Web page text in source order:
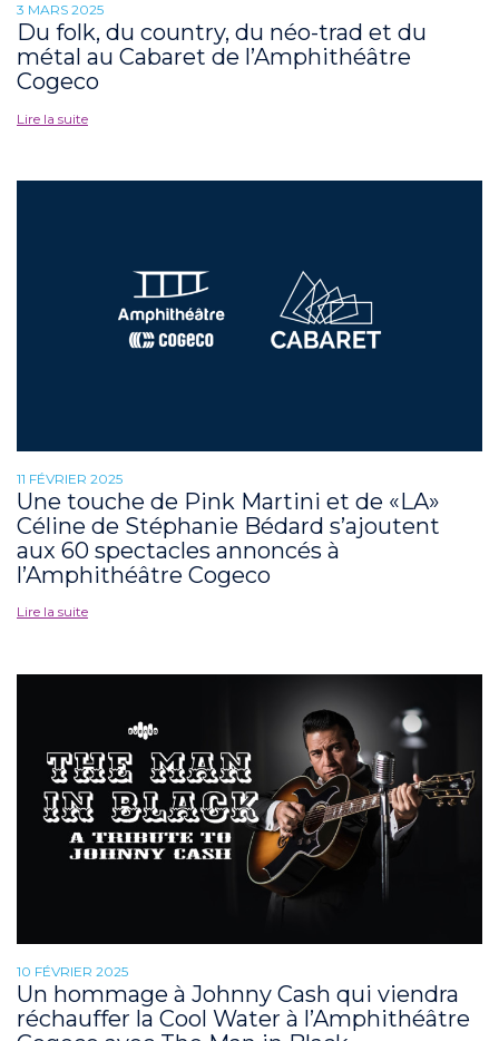
3 MARS 2025
Du folk, du country, du néo-trad et du
métal au Cabaret de l’Amphithéâtre
Cogeco
Lire la suite
11 FÉVRIER 2025
Une touche de Pink Martini et de «LA»
Céline de Stéphanie Bédard s’ajoutent
aux 60 spectacles annoncés à
l’Amphithéâtre Cogeco
Lire la suite
10 FÉVRIER 2025
Un hommage à Johnny Cash qui viendra
réchauffer la Cool Water à l’Amphithéâtre